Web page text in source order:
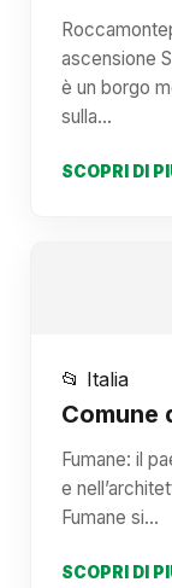
ascensione
è un borgo
sulla…
SCOPRI DI
📂 Italia
Comune
Fumane: il
e
Fumane si…
SCOPRI DI